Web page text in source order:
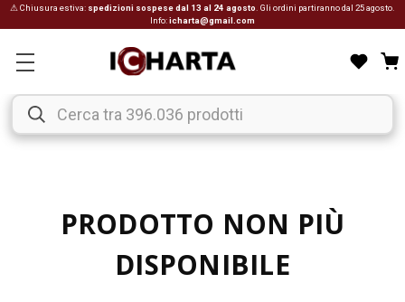
⚠ Chiusura estiva: spedizioni sospese dal 13 al 24 agosto . Gli ordini partiranno dal 25 agosto.
Info:icharta@gmail.com
PRODOTTO NON PIÙ
DISPONIBILE